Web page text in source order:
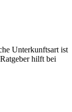
Unterkunftsart ist
hilft bei